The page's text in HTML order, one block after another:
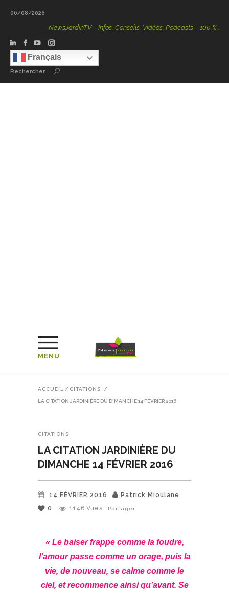
06/08/2026
NewsJardinTV – Infos, Conseils, Vidéos, Podcasts – 100 % Nature
Français
Rechercher
MENU
ACCUEIL / CITATIONS /
LA CITATION JARDINIÈRE DU DIMANCHE 14 FÉVRIER 2016
CITATIONS
LA CITATION JARDINIÈRE DU
DIMANCHE 14 FÉVRIER 2016
14 FÉVRIER 2016
Patrick Mioulane
0
1146 Vues Partager
« Le baiser frappe comme la foudre,
l’amour passe comme un orage, puis la
vie, de nouveau, se calme comme le
ciel, et recommence ainsi qu’avant. Se